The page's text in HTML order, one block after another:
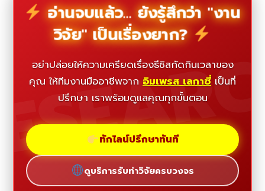
อ่านจบแล้ว... ยังรู้สึกว่า "งาน
วิจัย" เป็นเรื่องยาก?
อย่าปล่อยให้ความเครียดเรื่องธีซิสกัดกินเวลาของ
คุณ ให้ทีมงานมืออาชีพจาก อิมเพรส เลกาซี่ เป็นที่
ปรึกษา เราพร้อมดูแลคุณทุกขั้นตอน
ทักไลน์ปรึกษาทันที
ดูบริการรับทำวิจัยครบวงจร